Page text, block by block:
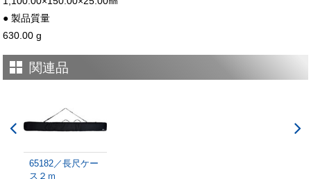
● 製品質量
630.00 g
関連品
65182／長尺ケー
ス２ｍ